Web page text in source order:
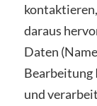
daraus
Daten
Bearbeitung
und